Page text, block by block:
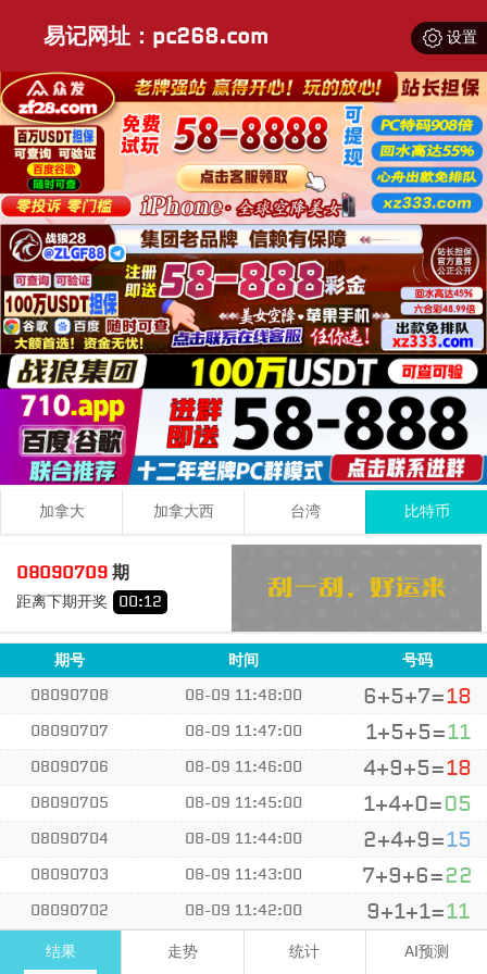
设置
易记网址：pc268.com
加拿大 加拿大西 台湾 比特币
08090709期
距离下期开奖 00:12
+ 5 9 15
期号 时间
号码
08090708
08-09 11:48:00 6+5+7=18
08090707 08-09 11:47:00 1+5+5=11
08090706 08-09 11:46:00 4+9+5=18
08090705 08-09 11:45:00 1+4+0=05
08090704 08-09 11:44:00 2+4+9=15
08090703 08-09 11:43:00 7+9+6=22
08090702 08-09 11:42:00 9+1+1=11
08090701 08-09 11:41:00 3+7+7=17
结果 走势 统计 AI预测